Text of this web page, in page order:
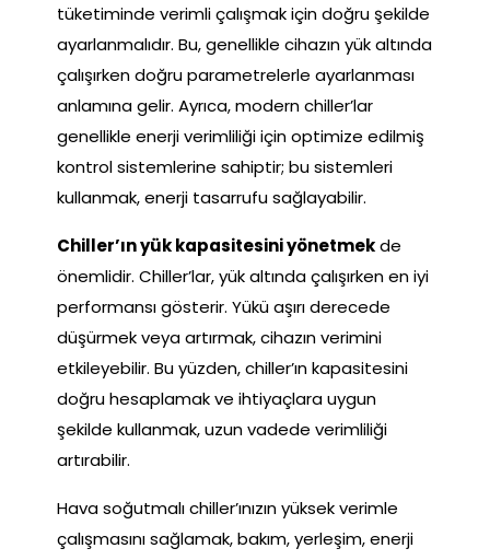
tüketiminde verimli çalışmak için doğru şekilde
ayarlanmalıdır. Bu, genellikle cihazın yük altında
çalışırken doğru parametrelerle ayarlanması
anlamına gelir. Ayrıca, modern chiller’lar
genellikle enerji verimliliği için optimize edilmiş
kontrol sistemlerine sahiptir; bu sistemleri
kullanmak, enerji tasarrufu sağlayabilir.
Chiller’ın yük kapasitesini yönetmekde
önemlidir. Chiller’lar, yük altında çalışırken en iyi
performansı gösterir. Yükü aşırı derecede
düşürmek veya artırmak, cihazın verimini
etkileyebilir. Bu yüzden, chiller’ın kapasitesini
doğru hesaplamak ve ihtiyaçlara uygun
şekilde kullanmak, uzun vadede verimliliği
artırabilir.
Hava soğutmalı chiller’ınızın yüksek verimle
çalışmasını sağlamak, bakım, yerleşim, enerji